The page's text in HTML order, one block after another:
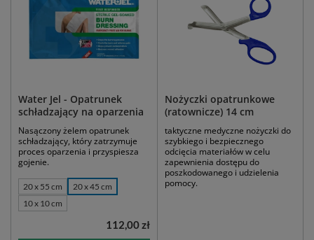
Water Jel - Opatrunek
schładzający na oparzenia
Nasączony żelem opatrunek
schładzający, który zatrzymuje
proces oparzenia i przyspiesza
gojenie.
20 x 55 cm
20 x 45 cm
10 x 10 cm
112,00 zł
Nożyczki opatrunkowe
(ratownicze) 14 cm
taktyczne medyczne nożyczki do
szybkiego i bezpiecznego
odcięcia materiałów w celu
zapewnienia dostępu do
poszkodowanego i udzielenia
pomocy.